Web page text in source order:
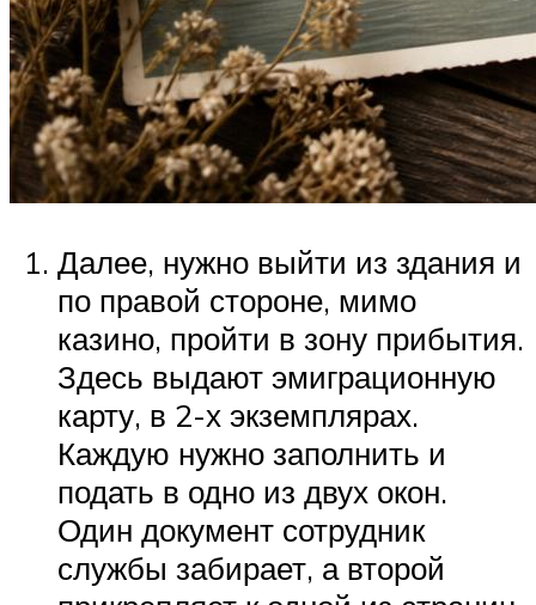
Далее, нужно выйти из здания и
по правой стороне, мимо
казино, пройти в зону прибытия.
Здесь выдают эмиграционную
карту, в 2-х экземплярах.
Каждую нужно заполнить и
подать в одно из двух окон.
Один документ сотрудник
службы забирает, а второй